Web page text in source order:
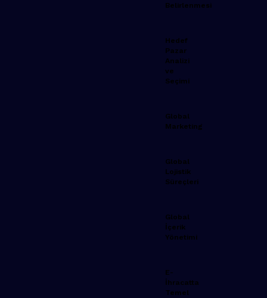
Belirlenmesi
Hedef
Pazar
Analizi
ve
Seçimi
Global
Marketing
Global
Lojistik
Süreçleri
Global
İçerik
Yönetimi
E-
İhracatta
Temel